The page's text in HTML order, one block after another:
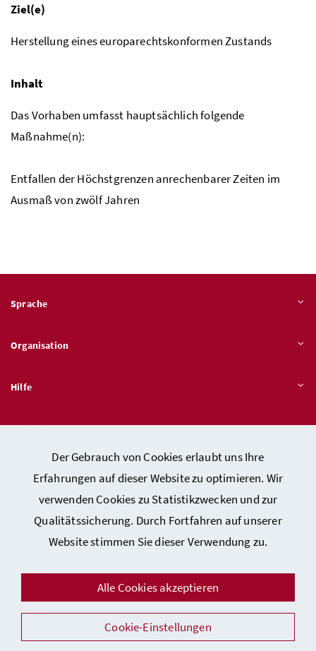
Der Gebrauch von Cookies erlaubt uns Ihre
Erfahrungen auf dieser Website zu optimieren. Wir
verwenden Cookies zu Statistikzwecken und zur
Qualitätssicherung. Durch Fortfahren auf unserer
Website stimmen Sie dieser Verwendung zu.
Alle Cookies akzeptieren
Cookie-Einstellungen
Ziel(e)
Herstellung eines europarechtskonformen Zustands
Inhalt
Das Vorhaben umfasst hauptsächlich folgende
Maßnahme(n):
Entfallen der Höchstgrenzen anrechenbarer Zeiten im
Ausmaß von zwölf Jahren
Sprache
Organisation
Hilfe
Quicklinks
Kontakt
Impressum
Barrierefreiheitserklärung
Datenschutz
FacebookInstagramYoutubeLinkedIn